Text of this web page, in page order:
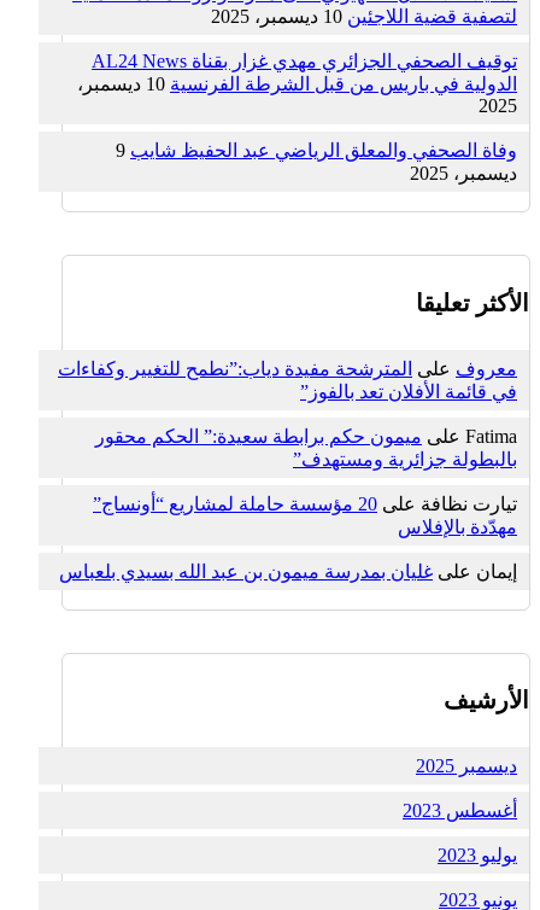
لتصفية قضية اللاجئين 10 ديسمبر، 2025
توقيف الصحفي الجزائري مهدي غزار بقناة AL24 News
الدولية في باريس من قبل الشرطة الفرنسية
10 ديسمبر،
2025
وفاة الصحفي والمعلق الرياضي عبد الحفيظ شايب 9
ديسمبر، 2025
الأكثر تعليقا
معروف على المترشحة مفيدة دياب:”نطمح للتغيير وكفاءات
في قائمة الأفلان تعد بالفوز”
Fatima على ميمون حكم برابطة سعيدة:” الحكم محقور
بالبطولة جزائرية ومستهدف”
تيارت نظافة على
20 مؤسسة حاملة لمشاريع “أونساج”
مهدّدة بالإفلاس
إيمان على غليان بمدرسة ميمون بن عبد الله بسيدي بلعباس
الأرشيف
ديسمبر 2025
أغسطس 2023
يوليو 2023
يونيو 2023